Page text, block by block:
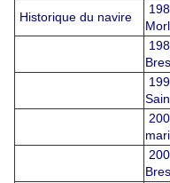
Historique du navire